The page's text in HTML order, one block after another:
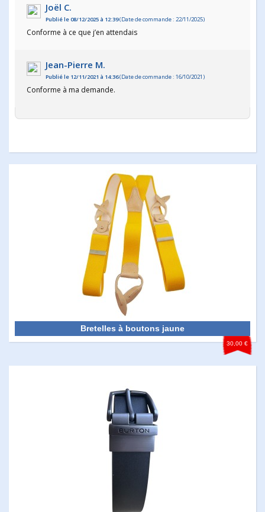
Joël C.
Publié le 08/12/2025 à 12:39(Date de commande : 22/11/2025)
Conforme à ce que j’en attendais
Jean-Pierre M.
Publié le 12/11/2021 à 14:36(Date de commande : 16/10/2021)
Conforme à ma demande.
Bretelles à boutons jaune
30,00 €